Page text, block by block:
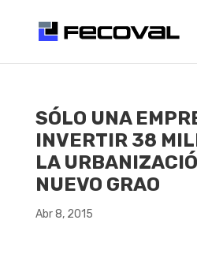
SÓLO UNA
INVERTIR 38
LA
NUEVO GRAO
Abr 8, 2015